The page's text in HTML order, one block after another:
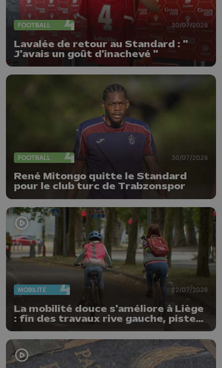
FOOTBALL 30/07/2026
Lavalée de retour au Standard : "
J'avais un goût d'inachevé "
FOOTBALL 30/07/2026
René Mitongo quitte le Standard
pour le club turc de Trabzonspor
MOBILITÉ 22/07/2026
La mobilité douce s'améliore à Liège
: fin des travaux rive gauche, pistes
cyclo-piétonnes Avroy et
Guillemins...